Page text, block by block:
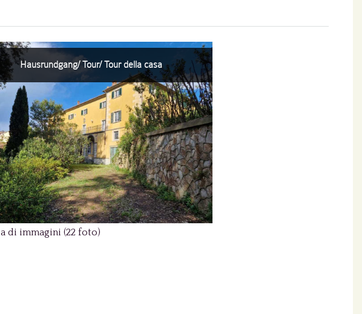
Hausrundgang/ Tour/ Tour della casa
di immagini (22 foto)